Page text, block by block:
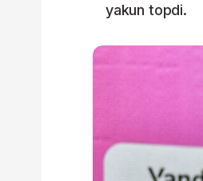
yakun topdi.